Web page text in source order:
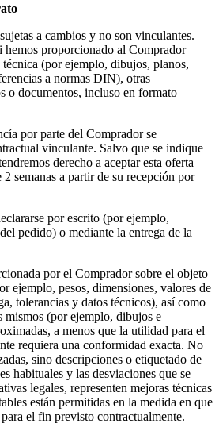
a cambios y no son vinculantes.
hemos proporcionado al Comprador
(por ejemplo, dibujos, planos,
a normas DIN), otras
o documentos, incluso en formato
por parte del Comprador se
vinculante. Salvo que se indique
derecho a aceptar esta oferta
semanas a partir de su recepción por
por escrito (por ejemplo,
pedido) o mediante la entrega de la
por el Comprador sobre el objeto
ejemplo, pesos, dimensiones, valores de
tolerancias y datos técnicos), así como
mismos (por ejemplo, dibujos e
a menos que la utilidad para el
requiera una conformidad exacta. No
sino descripciones o etiquetado de
habituales y las desviaciones que se
legales, representen mejoras técnicas
están permitidas en la medida en que
el fin previsto contractualmente.